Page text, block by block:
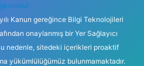
Kanun gereğince Bilgi Teknolojileri
onaylanmış bir Yer Sağlayıcı
nedenle, sitedeki içerikleri proaktif
yükümlülüğümüz bulunmamaktadır.